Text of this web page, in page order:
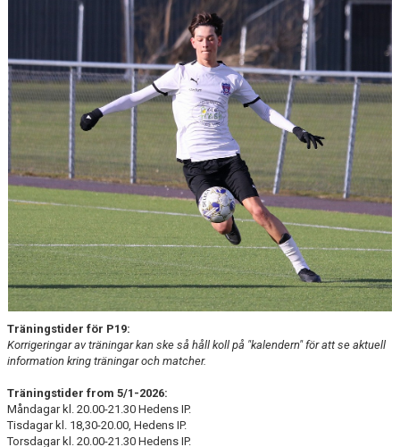
Träningstider för P19:
Korrigeringar av träningar kan ske så håll koll på "kalendern" för att se aktuell
information kring träningar och matcher.
Träningstider from 5/1-2026:
Måndagar kl. 20.00-21.30 Hedens IP.
Tisdagar kl. 18,30-20.00, Hedens IP.
Torsdagar kl. 20.00-21.30 Hedens IP.